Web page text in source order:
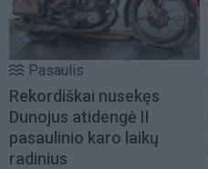
Pasaulis
Rekordiškai nusekęs
Dunojus atidengė II
pasaulinio karo laikų
radinius